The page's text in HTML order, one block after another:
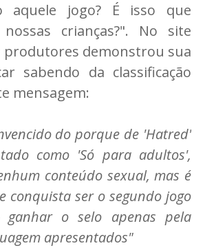
aquele jogo? É isso que
crianças?". No site
produtores demonstrou sua
sabendo da classificação
mensagem:
do porque de 'Hatred'
como 'Só para adultos',
conteúdo sexual, mas é
conquista ser o segundo jogo
o selo apenas pela
apresentados"